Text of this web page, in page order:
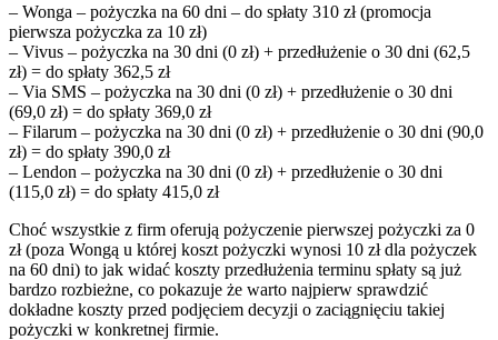
– Wonga – pożyczka na 60 dni – do spłaty 310 zł (promocja
pierwsza pożyczka za 10 zł)
– Vivus – pożyczka na 30 dni (0 zł) + przedłużenie o 30 dni (62,5
zł) = do spłaty 362,5 zł
– Via SMS – pożyczka na 30 dni (0 zł) + przedłużenie o 30 dni
(69,0 zł) = do spłaty 369,0 zł
– Filarum – pożyczka na 30 dni (0 zł) + przedłużenie o 30 dni (90,0
zł) = do spłaty 390,0 zł
– Lendon – pożyczka na 30 dni (0 zł) + przedłużenie o 30 dni
(115,0 zł) = do spłaty 415,0 zł
Choć wszystkie z firm oferują pożyczenie pierwszej pożyczki za 0
zł (poza Wongą u której koszt pożyczki wynosi 10 zł dla pożyczek
na 60 dni) to jak widać koszty przedłużenia terminu spłaty są już
bardzo rozbieżne, co pokazuje że warto najpierw sprawdzić
dokładne koszty przed podjęciem decyzji o zaciągnięciu takiej
pożyczki w konkretnej firmie.